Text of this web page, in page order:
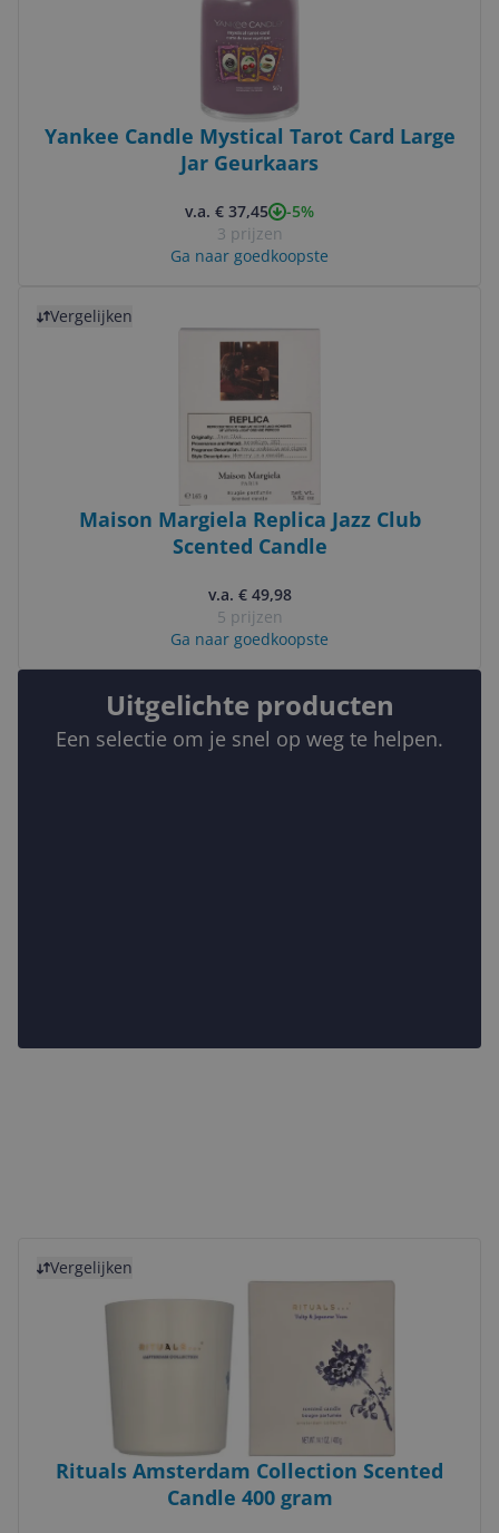
Yankee Candle Mystical Tarot Card Large
Jar Geurkaars
v.a. € 37,45
-5%
3 prijzen
Ga naar goedkoopste
Vergelijken
Maison Margiela Replica Jazz Club
Scented Candle
v.a. € 49,98
5 prijzen
Ga naar goedkoopste
Uitgelichte producten
Een selectie om je snel op weg te helpen.
Vergelijken
Rituals Amsterdam Collection Scented
Candle 400 gram